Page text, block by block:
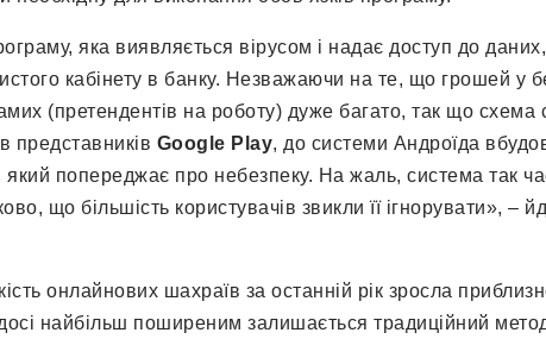
яка виявляється вірусом і надає доступ до
кабінету в банку. Незважаючи на те, що грошей у
(претендентів на роботу) дуже багато, так що схема
представників Google Play, до системи Андроїда
який попереджає про небезпеку. На жаль, система так
що більшість користувачів звикли її ігнорувати», –
онлайнових шахраїв за останній рік зросла
найбільш поширеним залишається традиційний